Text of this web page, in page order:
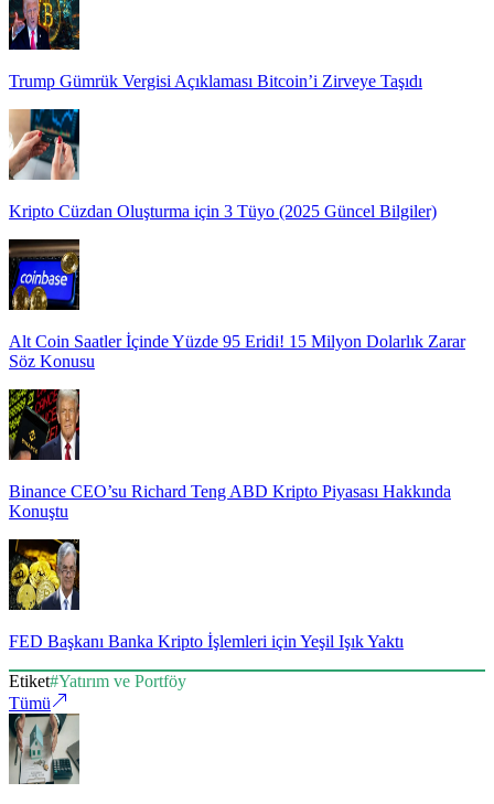
Trump Gümrük Vergisi Açıklaması Bitcoin’i Zirveye Taşıdı
Kripto Cüzdan Oluşturma için 3 Tüyo (2025 Güncel Bilgiler)
Alt Coin Saatler İçinde Yüzde 95 Eridi! 15 Milyon Dolarlık Zarar
Söz Konusu
Binance CEO’su Richard Teng ABD Kripto Piyasası Hakkında
Konuştu
FED Başkanı Banka Kripto İşlemleri için Yeşil Işık Yaktı
Etiket#Yatırım ve Portföy
Tümü